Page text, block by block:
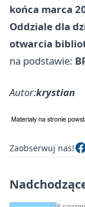
końca marca
Oddziale dla
otwarcia
na podstawie:
Autor:krystian
Zaobserwuj nas!